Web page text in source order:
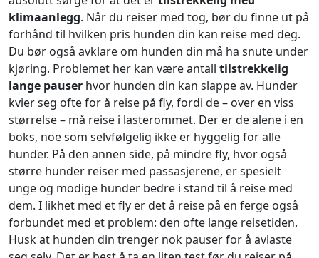
klimaanlegg. Når du reiser med tog, bør du finne ut på
forhånd til hvilken pris hunden din kan reise med deg.
Du bør også avklare om hunden din må ha snute under
kjøring. Problemet her kan være antall tilstrekkelig
lange pauser hvor hunden din kan slappe av. Hunder
kvier seg ofte for å reise på fly, fordi de – over en viss
størrelse – må reise i lasterommet. Der er de alene i en
boks, noe som selvfølgelig ikke er hyggelig for alle
hunder. På den annen side, på mindre fly, hvor også
større hunder reiser med passasjerene, er spesielt
unge og modige hunder bedre i stand til å reise med
dem. I likhet med et fly er det å reise på en ferge også
forbundet med et problem: den ofte lange reisetiden.
Husk at hunden din trenger nok pauser for å avlaste